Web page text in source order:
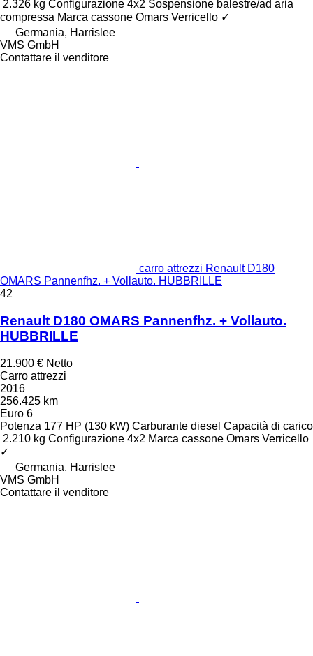
2.326 kg Configurazione 4x2 Sospensione balestre/ad aria
compressa Marca cassone Omars Verricello ✓
Germania, Harrislee
VMS GmbH
Contattare il venditore
carro attrezzi Renault D180
OMARS Pannenfhz. + Vollauto. HUBBRILLE
42
Renault D180 OMARS Pannenfhz. + Vollauto.
HUBBRILLE
21.900 € Netto
Carro attrezzi
2016
256.425 km
Euro 6
Potenza 177 HP (130 kW) Carburante diesel Capacità di carico
2.210 kg Configurazione 4x2 Marca cassone Omars Verricello
✓
Germania, Harrislee
VMS GmbH
Contattare il venditore